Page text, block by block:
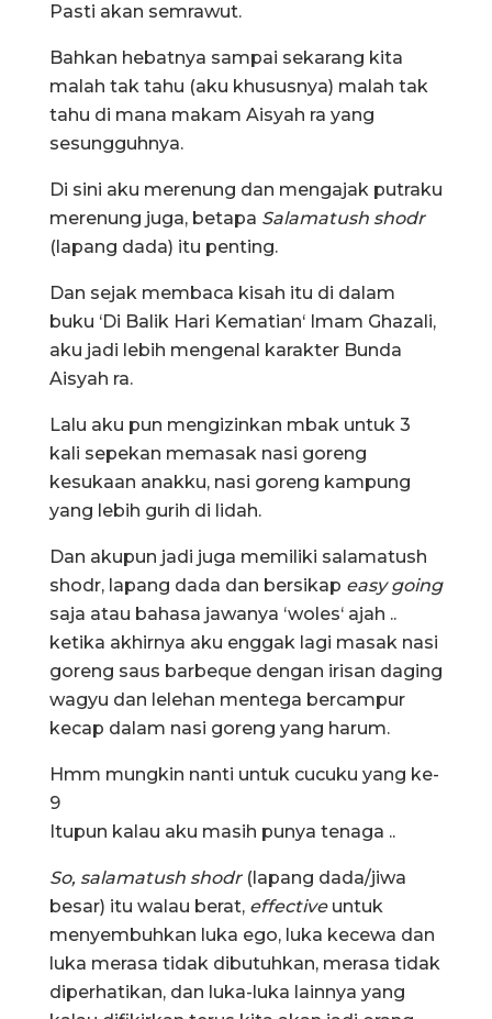
Pasti akan semrawut.
Bahkan hebatnya sampai sekarang kita
malah tak tahu (aku khususnya) malah tak
tahu di mana makam Aisyah ra yang
sesungguhnya.
Di sini aku merenung dan mengajak putraku
merenung juga, betapa Salamatush shodr
(lapang dada) itu penting.
Dan sejak membaca kisah itu di dalam
buku ‘Di Balik Hari Kematian‘ Imam Ghazali,
aku jadi lebih mengenal karakter Bunda
Aisyah ra.
Lalu aku pun mengizinkan mbak untuk 3
kali sepekan memasak nasi goreng
kesukaan anakku, nasi goreng kampung
yang lebih gurih di lidah.
Dan akupun jadi juga memiliki salamatush
shodr, lapang dada dan bersikap easy going
saja atau bahasa jawanya ‘woles‘ ajah ..
ketika akhirnya aku enggak lagi masak nasi
goreng saus barbeque dengan irisan daging
wagyu dan lelehan mentega bercampur
kecap dalam nasi goreng yang harum.
Hmm mungkin nanti untuk cucuku yang ke-
9
Itupun kalau aku masih punya tenaga ..
So, salamatush shodr(lapang dada/jiwa
besar) itu walau berat, effectiveuntuk
menyembuhkan luka ego, luka kecewa dan
luka merasa tidak dibutuhkan, merasa tidak
diperhatikan, dan luka-luka lainnya yang